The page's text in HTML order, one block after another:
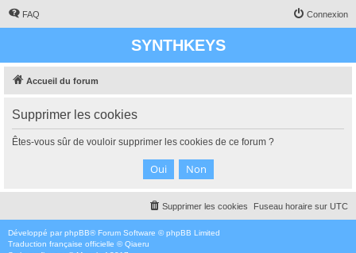
FAQ Connexion
SYNTHKEYS
Accueil du forum
Supprimer les cookies
Êtes-vous sûr de vouloir supprimer les cookies de ce forum ?
Fuseau horaire sur UTC
Supprimer les cookies
Développé par phpBB® Forum Software © phpBB Limited
Traduction française officielle ©Qiaeru